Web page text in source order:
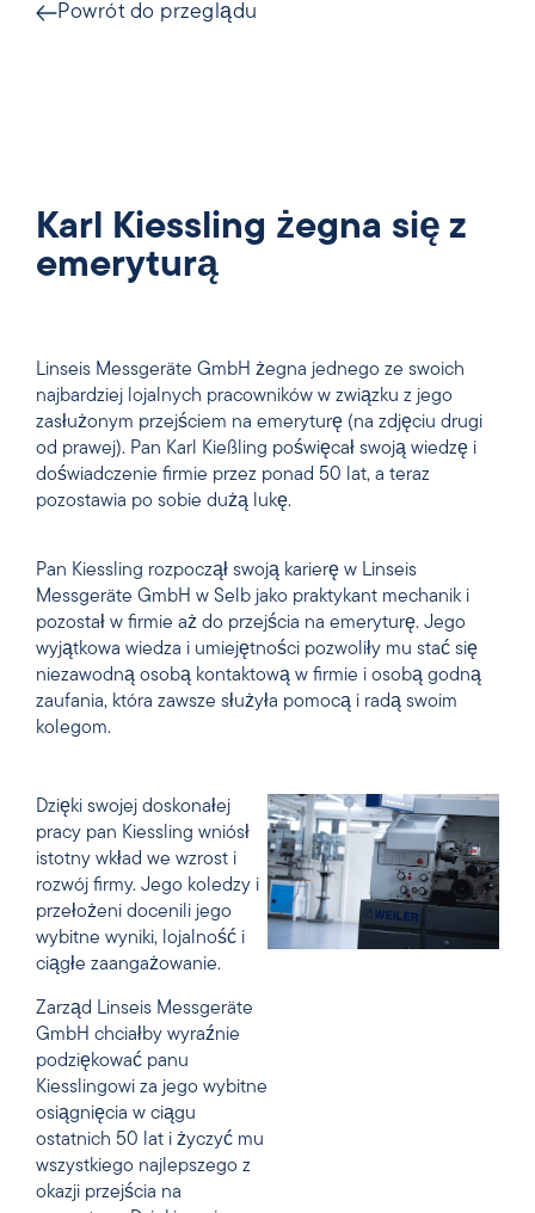
Powrót do przeglądu
Karl Kiessling żegna się z
emeryturą
Linseis Messgeräte GmbH żegna jednego ze swoich
najbardziej lojalnych pracowników w związku z jego
zasłużonym przejściem na emeryturę (na zdjęciu drugi
od prawej). Pan Karl Kießling poświęcał swoją wiedzę i
doświadczenie firmie przez ponad 50 lat, a teraz
pozostawia po sobie dużą lukę.
Pan Kiessling rozpoczął swoją karierę w Linseis
Messgeräte GmbH w Selb jako praktykant mechanik i
pozostał w firmie aż do przejścia na emeryturę. Jego
wyjątkowa wiedza i umiejętności pozwoliły mu stać się
niezawodną osobą kontaktową w firmie i osobą godną
zaufania, która zawsze służyła pomocą i radą swoim
kolegom.
Dzięki swojej doskonałej
pracy pan Kiessling wniósł
istotny wkład we wzrost i
rozwój firmy. Jego koledzy i
przełożeni docenili jego
wybitne wyniki, lojalność i
ciągłe zaangażowanie.
Zarząd Linseis Messgeräte
GmbH chciałby wyraźnie
podziękować panu
Kiesslingowi za jego wybitne
osiągnięcia w ciągu
ostatnich 50 lat i życzyć mu
wszystkiego najlepszego z
okazji przejścia na